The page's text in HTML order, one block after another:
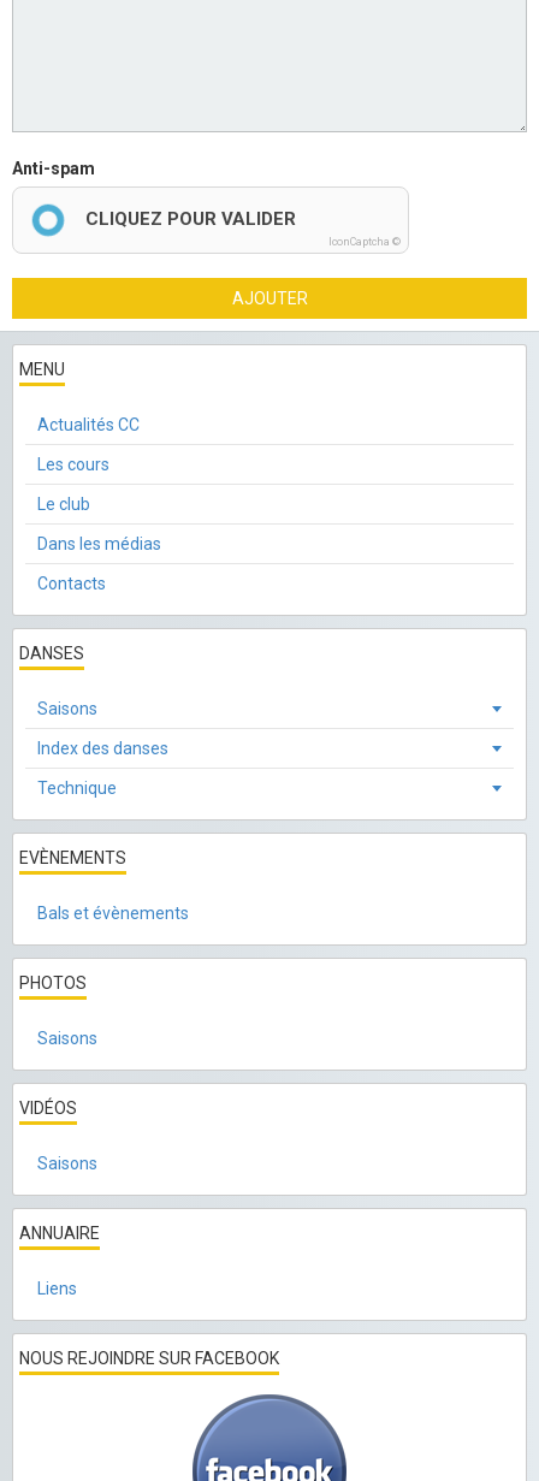
Anti-spam
CLIQUEZ POUR VALIDER
IconCaptcha ©
AJOUTER
MENU
Actualités CC
Les cours
Le club
Dans les médias
Contacts
DANSES
Saisons
Index des danses
Technique
EVÈNEMENTS
Bals et évènements
PHOTOS
Saisons
VIDÉOS
Saisons
ANNUAIRE
Liens
NOUS REJOINDRE SUR FACEBOOK